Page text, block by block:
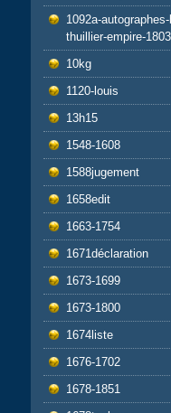
1092a-
thuillier-empire-1803
10kg
1120-louis
13h15
1548-1608
1588jugement
1658edit
1663-1754
1671déclaration
1673-1699
1673-1800
1674liste
1676-1702
1678-1851